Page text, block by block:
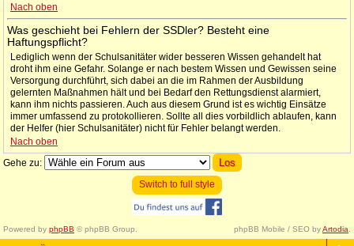
Nach oben
Was geschieht bei Fehlern der SSDler? Besteht eine
Haftungspflicht?
Lediglich wenn der Schulsanitäter wider besseren Wissen gehandelt hat
droht ihm eine Gefahr. Solange er nach bestem Wissen und Gewissen seine
Versorgung durchführt, sich dabei an die im Rahmen der Ausbildung
gelernten Maßnahmen hält und bei Bedarf den Rettungsdienst alarmiert,
kann ihm nichts passieren. Auch aus diesem Grund ist es wichtig Einsätze
immer umfassend zu protokollieren. Sollte all dies vorbildlich ablaufen, kann
der Helfer (hier Schulsanitäter) nicht für Fehler belangt werden.
Nach oben
Gehe zu:
Switch to full style
Powered by phpBB © phpBB Group. phpBB Mobile / SEO byArtodia